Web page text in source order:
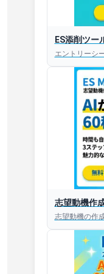
今すぐESを
添削してほしい！
ES添削ツー
エントリーシ
志望動機作
志望動機の作